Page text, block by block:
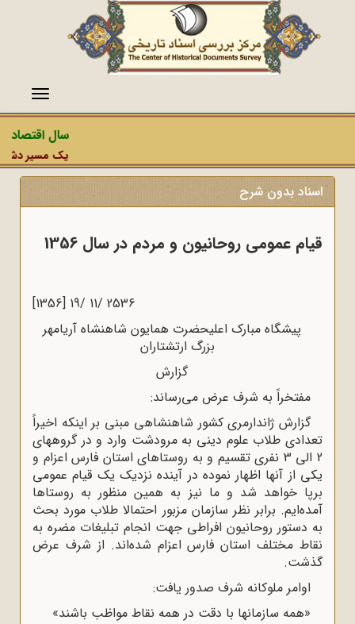
منو
سال اقتصاد
یک مسیر
اسناد بدون شرح
قیام عمومى روحانیون و مردم در سال 1356
2536 /11 /19 [1356]
پیشگاه مبارک اعلیحضرت همایون شاهنشاه آریامهر
بزرگ ارتشتاران
گزارش
مفتخراً به شرف عرض مى‌رساند:
گزارش ژاندارمرى کشور شاهنشاهى مبنى بر اینکه اخیراً
تعدادى طلاب علوم دینى به مرودشت وارد و در گروههاى
2 الى 3 نفرى تقسیم و به روستاهاى استان فارس اعزام و
یکى از آنها اظهار نموده در آینده نزدیک یک قیام عمومى
برپا خواهد شد و ما نیز به همین منظور به روستاها
آمده‌ایم. برابر نظر سازمان مزبور احتمالا طلاب مورد بحث
به دستور روحانیون افراطى جهت انجام تبلیغات مضره به
نقاط مختلف استان فارس اعزام شده‌اند. از شرف عرض
گذشت.
اوامر ملوکانه شرف صدور یافت:
«همه سازمانها با دقت در همه نقاط مواظب باشند»